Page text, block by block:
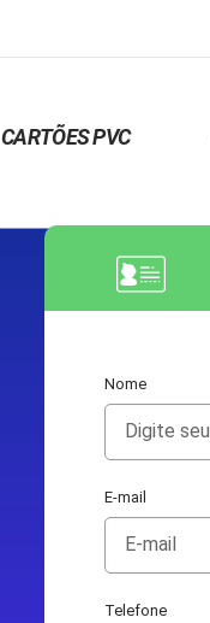
CARTÕES PVC
Nome
E-mail
Telefone